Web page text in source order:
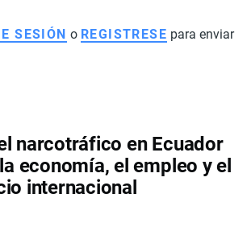
SESIÓN o REGISTRESE para enviar
narcotráfico en Ecuador
economía, el empleo y el
internacional